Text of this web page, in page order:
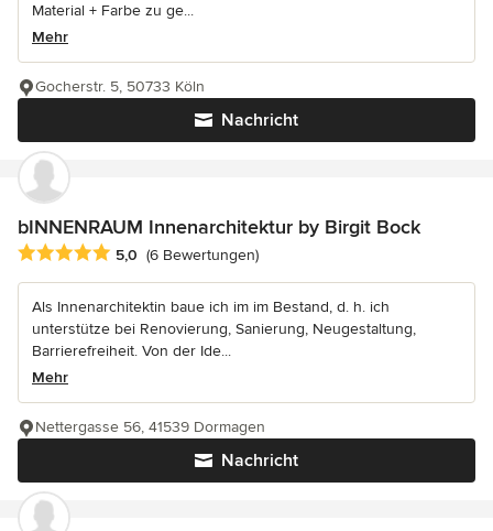
Material + Farbe zu ge...
Mehr
Nachricht
Gocherstr. 5, 50733 Köln
bINNENRAUM Innenarchitektur by Birgit Bock
Durchschnittliche Bewertung: 5 von 5 Sternen
5,0 (6 Bewertungen)
Als Innenarchitektin baue ich im im Bestand, d. h. ich
unterstütze bei Renovierung, Sanierung, Neugestaltung,
Barrierefreiheit. Von der Ide...
Mehr
Nachricht
Nettergasse 56, 41539 Dormagen